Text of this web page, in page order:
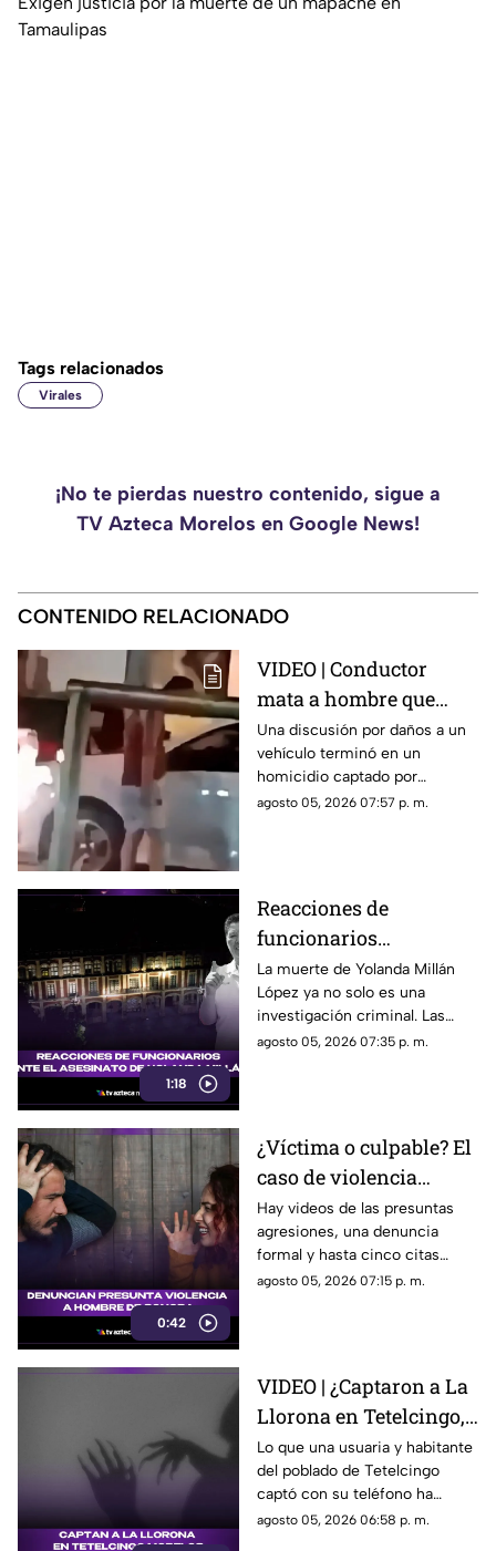
Tamaulipas
Tags relacionados
Virales
¡No te pierdas nuestro contenido, sigue a
TV Azteca Morelos en Google News!
CONTENIDO RELACIONADO
VIDEO | Conductor
mata a hombre que
rompió su espejo
retrovisor
Una discusión por daños a un
vehículo terminó en un
homicidio captado por
testigos.
agosto 05, 2026 07:57 p. m.
1:18
Reacciones de
funcionarios
Morelenses ante el
asesinato de Yolanda
Millán, ayudante
municipal de
La muerte de Yolanda Millán
López ya no solo es una
investigación criminal. Las
reacciones continúan
fuertes. ¿Qué dijeron las
autoridades y qué sigue en el
caso?
agosto 05, 2026 07:35 p. m.
0:42
¿Víctima o culpable? El
caso de violencia
contra los hombres en
Sonora que está
generando
conversación en redes
Hay videos de las presuntas
agresiones, una denuncia
formal y hasta cinco citas
psicológicas canceladas; aun
agosto 05, 2026 07:15 p. m.
VIDEO | ¿Captaron a La
Llorona en Tetelcingo,
Morelos? Misteriosa
figura y lamentos en
Tetelcingo, Morelos,
estremecen las redes
Lo que una usuaria y habitante
del poblado de Tetelcingo
captó con su teléfono ha
dejado a muchos morelenses
agosto 05, 2026 06:58 p. m.